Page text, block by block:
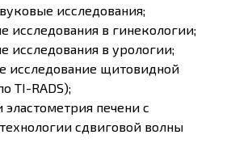
исследования;
исследования в гинекологии;
исследования в урологии;
исследование щитовидной
TI-RADS);
печени с
сдвиговой волны